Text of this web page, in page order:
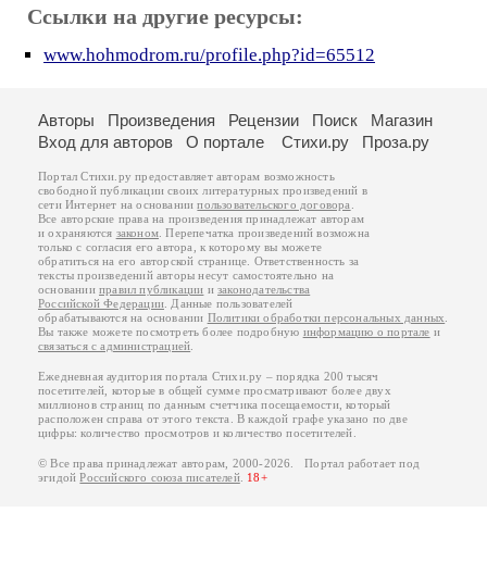
Ссылки на другие ресурсы:
www.hohmodrom.ru/profile.php?id=65512
Авторы Произведения Рецензии Поиск
Магазин
Вход для авторов
О портале Стихи.ру Проза.ру
Портал Стихи.ру предоставляет авторам возможность
свободной публикации своих литературных произведений в
сети Интернет на основаниипользовательского договора
Все авторские права на произведения принадлежат авторам
и охраняются законом . Перепечатка произведений возможна
только с согласия его автора, к которому вы можете
обратиться на его авторской странице. Ответственность за
тексты произведений авторы несут самостоятельно на
основанииправил публикации изаконодательства
Российской Федерации . Данные пользователей
обрабатываются на основании Политики обработки персональных данных
Вы также можете посмотреть более подробную информацию о портале и
связаться с администрацией
Ежедневная аудитория портала Стихи.ру – порядка 200 тысяч
посетителей, которые в общей сумме просматривают более двух
миллионов страниц по данным счетчика посещаемости, который
расположен справа от этого текста. В каждой графе указано по две
цифры: количество просмотров и количество посетителей.
© Все права принадлежат авторам, 2000-2026. Портал работает под
эгидойРоссийского союза писателей. 18+